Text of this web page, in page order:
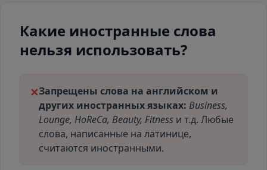
Какие иностранные слова
нельзя использовать?
✕Запрещены слова на английском и
других иностранных языках: Business,
Lounge, HoReCa, Beauty, Fitness и т.д. Любые
слова, написанные на латинице,
считаются иностранными.